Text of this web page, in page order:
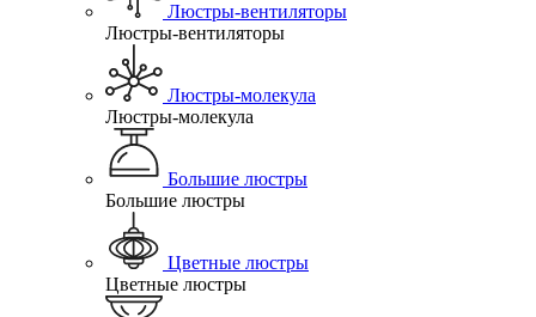
Люстры-вентиляторы
Люстры-вентиляторы
Люстры-молекула
Люстры-молекула
Большие люстры
Большие люстры
Цветные люстры
Цветные люстры